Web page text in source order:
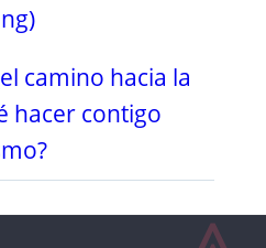
camino hacia la
hacer contigo